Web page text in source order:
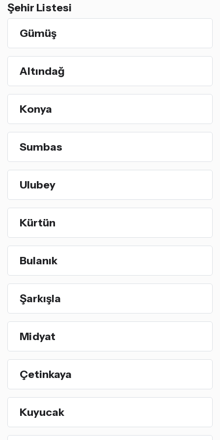
Şehir Listesi
Gümüş
Altındağ
Konya
Sumbas
Ulubey
Kürtün
Bulanık
Şarkışla
Midyat
Çetinkaya
Kuyucak